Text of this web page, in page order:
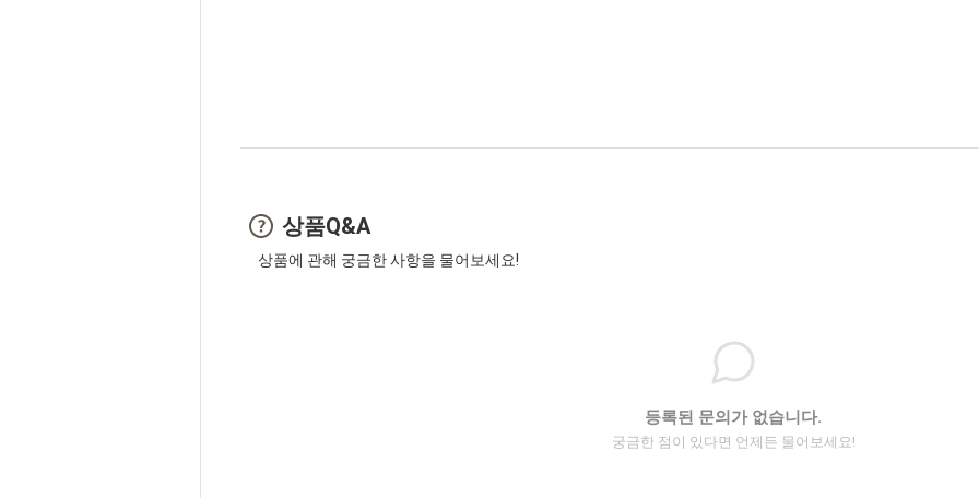
상품Q&A
상품에 관해 궁금한 사항을 물어보세요!
등록된 문의가 없습니다.
궁금한 점이 있다면 언제든 물어보세요!